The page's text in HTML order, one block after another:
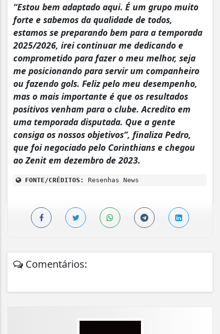
“Estou bem adaptado aqui. É um grupo muito
forte e sabemos da qualidade de todos,
estamos se preparando bem para a temporada
2025/2026, irei continuar me dedicando e
comprometido para fazer o meu melhor, seja
me posicionando para servir um companheiro
ou fazendo gols. Feliz pelo meu desempenho,
mas o mais importante é que os resultados
positivos venham para o clube. Acredito em
uma temporada disputada. Que a gente
consiga os nossos objetivos”, finaliza Pedro,
que foi negociado pelo Corinthians e chegou
ao Zenit em dezembro de 2023.
FONTE/CRÉDITOS: Resenhas News
Comentários: